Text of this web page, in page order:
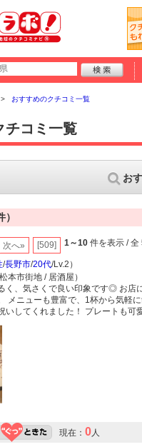
おすすめのクチコミ一覧
チコミ一覧
お
次へ» [509] 1～10 件を表示 / 全
/長野市/20代/Lv.2）
本市街地 / 居酒屋）
く、気さくで良い印象です◎ お店
メニューも豊富で、1杯から気軽
いしてくれました！ プレートも可
現在： 0人